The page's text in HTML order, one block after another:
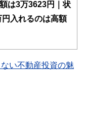
続診断士、住宅ローンア
計士、社会保険労務
ャリアコンサルタントな
。
と金融や経済に精通した
は3万3623円｜状
入れるのは高額
い不動産投資の魅